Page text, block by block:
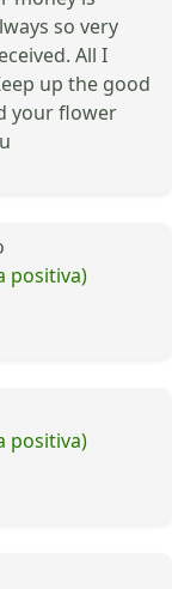
so very
All I
up the good
your flower
positiva)
positiva)